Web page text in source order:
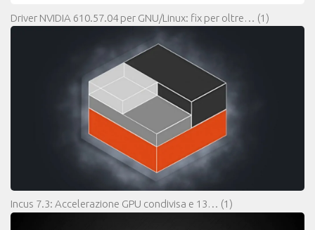
Driver NVIDIA 610.57.04 per GNU/Linux: fix per oltre… (1)
Incus 7.3: Accelerazione GPU condivisa e 13… (1)